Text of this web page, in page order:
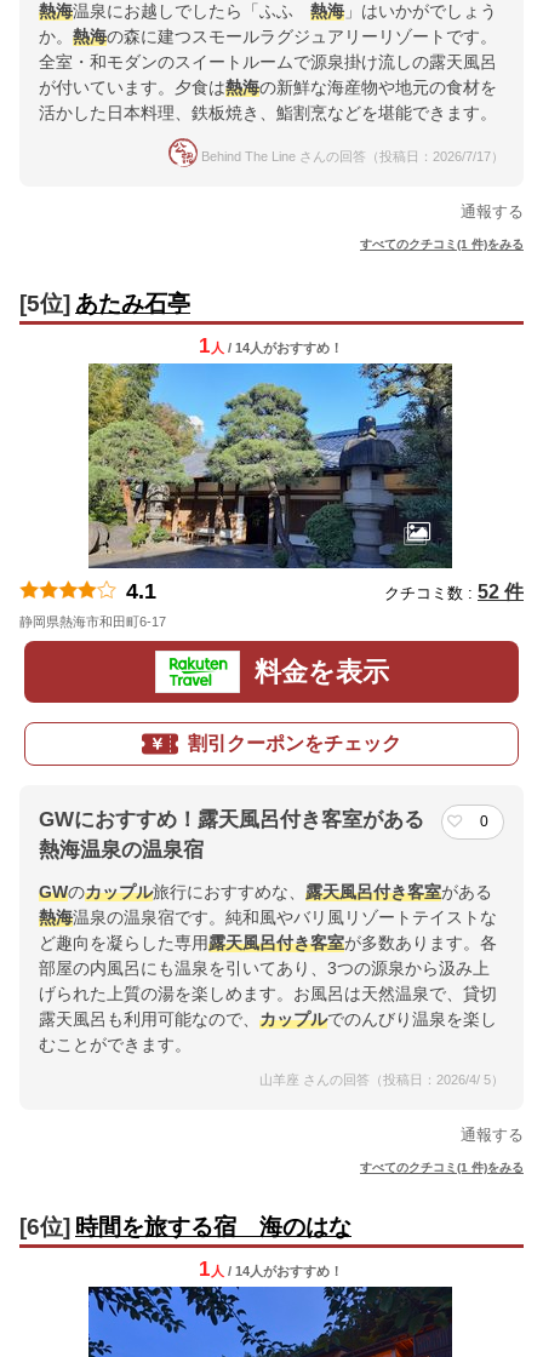
熱海温泉にお越しでしたら「ふふ 熱海 」はいかがでしょう
か。 熱海の森に建つスモールラグジュアリーリゾートです。
全室・和モダンのスイートルームで源泉掛け流しの露天風呂
が付いています。夕食は熱海の新鮮な海産物や地元の食材を
活かした日本料理、鉄板焼き、鮨割烹などを堪能できます。
Behind The Line さんの回答（投稿日：2026/7/17）
通報する
すべてのクチコミ(1 件)をみる
[5位] あたみ石亭
1 人 / 14人がおすすめ！
4.1 クチコミ数 : 52 件
静岡県熱海市和田町6-17
料金を表示
割引クーポンをチェック
GWにおすすめ！露天風呂付き客室がある
熱海温泉の温泉宿
0
GWのカップル旅行におすすめな、 露天風呂付き客室がある
熱海温泉の温泉宿です。純和風やバリ風リゾートテイストな
ど趣向を凝らした専用露天風呂付き客室が多数あります。各
部屋の内風呂にも温泉を引いてあり、3つの源泉から汲み上
げられた上質の湯を楽しめます。お風呂は天然温泉で、貸切
露天風呂も利用可能なので、 カップルでのんびり温泉を楽し
むことができます。
山羊座 さんの回答（投稿日：2026/4/ 5）
通報する
すべてのクチコミ(1 件)をみる
[6位] 時間を旅する宿 海のはな
1 人 / 14人がおすすめ！